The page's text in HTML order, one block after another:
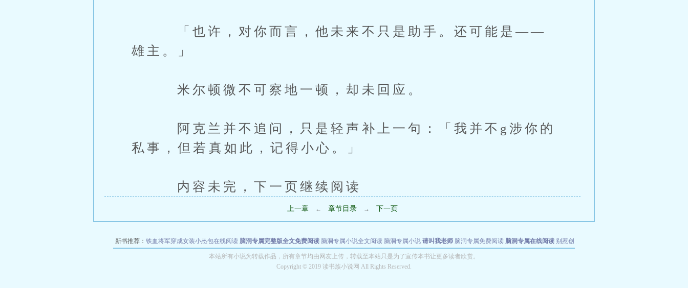
「也许，对你而言，他未来不只是助手。还可能是——
雄主。」
米尔顿微不可察地一顿，却未回应。
阿克兰并不追问，只是轻声补上一句：「我并不g涉你的
私事，但若真如此，记得小心。」
内容未完，下一页继续阅读
上一章 ← 章节目录 → 下一页
新书推荐： 铁血将军穿成女装小怂包在线阅读 脑洞专属完整版全文免费阅读 脑洞专属小说全文阅读 脑洞专属小说 请叫我老师 脑洞专属免费阅读 脑洞专属在线阅读 别惹创
世者 穿书第一天就结婚小说全文阅读
本站所有小说为转载作品，所有章节均由网友上传，转载至本站只是为了宣传本书让更多读者欣赏。
Copyright © 2019 读书族小说网 All Rights Reserved.